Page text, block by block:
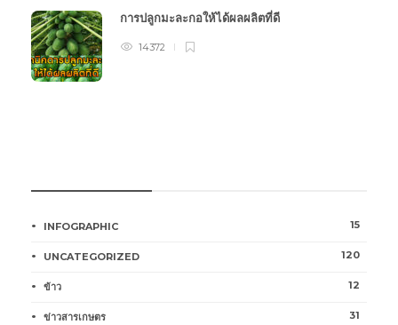
การปลูกมะละกอให้ได้ผลผลิตที่ดี
14372
INFOGRAPHIC 15
UNCATEGORIZED 120
ข้าว 12
ข่าวสารเกษตร 31